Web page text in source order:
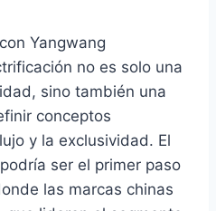
Yangwang
no es solo una
sino también una
conceptos
y la exclusividad. El
ser el primer paso
las marcas chinas